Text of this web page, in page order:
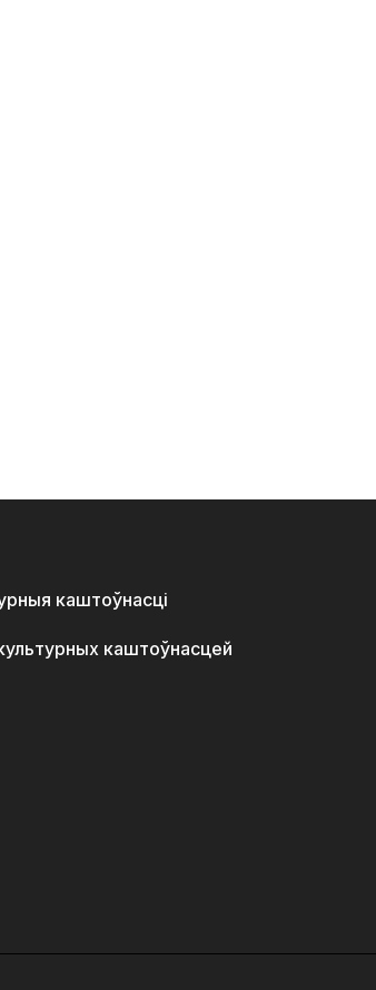
каштоўнасці
каштоўнасцей